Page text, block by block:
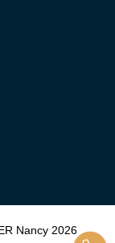
Nancy 2026